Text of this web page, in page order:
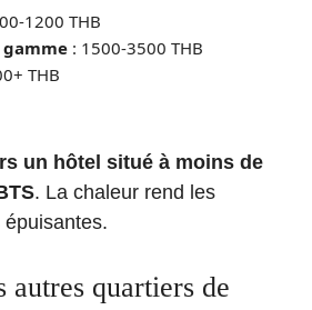
1200 THB
: 1500-3500 THB
THB
un hôtel situé à moins de
. La chaleur rend les
épuisantes.
autres quartiers de